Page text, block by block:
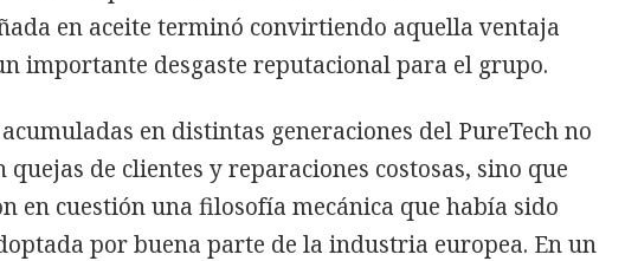
en aceite terminó convirtiendo aquella ventaja
importante desgaste reputacional para el grupo.
en distintas generaciones del PureTech no
de clientes y reparaciones costosas, sino que
en cuestión una filosofía mecánica que había sido
por buena parte de la industria europea. En un